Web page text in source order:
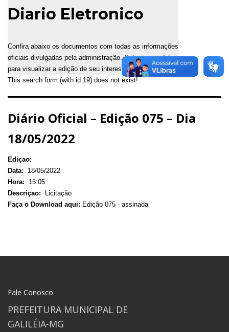
Diario Eletronico
Confira abaixo os documentos com todas as informações
oficiais divulgadas pela administração. Selecione a data
para visualizar a edição de seu interesse.
This search form (with id 19) does not exist!
Diário Oficial – Edição 075 – Dia
18/05/2022
Ediçao:
Data:
18/05/2022
Hora:
15:05
Descriçao:
Licitação
Faça o Download aqui: Edição 075 - assinada
Fale Conosco
PREFEITURA MUNICIPAL DE
GALILÉIA-MG